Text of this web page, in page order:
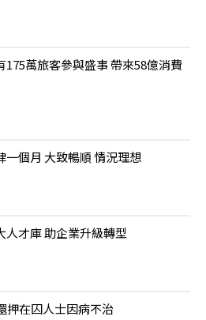
175萬旅客參與盛事 帶來58億消費
一個月 大致暢順 情況理想
才庫 助企業升級轉型
押在囚人士因病不治